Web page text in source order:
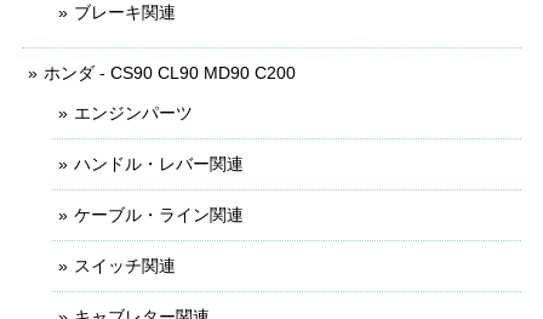
ブレーキ関連
ホンダ - CS90 CL90 MD90 C200
エンジンパーツ
ハンドル・レバー関連
ケーブル・ライン関連
スイッチ関連